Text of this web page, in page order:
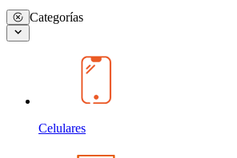
Categorías
Celulares